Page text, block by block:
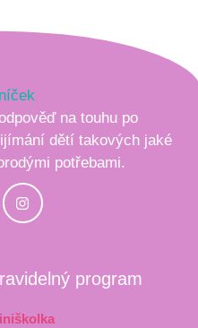
na touhu po
dětí takových jaké
potřebami.
program